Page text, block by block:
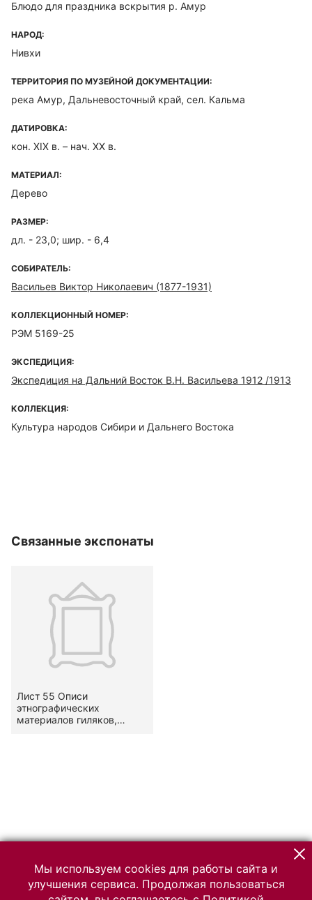
Блюдо для праздника вскрытия р. Амур
НАРОД:
Нивхи
ТЕРРИТОРИЯ ПО МУЗЕЙНОЙ ДОКУМЕНТАЦИИ:
река Амур, Дальневосточный край, сел. Кальма
ДАТИРОВКА:
кон. XIX в. – нач. XX в.
МАТЕРИАЛ:
Дерево
РАЗМЕР:
дл. - 23,0; шир. - 6,4
СОБИРАТЕЛЬ:
Васильев Виктор Николаевич (1877-1931)
КОЛЛЕКЦИОННЫЙ НОМЕР:
РЭМ 5169-25
ЭКСПЕДИЦИЯ:
Экспедиция на Дальний Восток В.Н. Васильева 1912 /1913
КОЛЛЕКЦИЯ:
Культура народов Сибири и Дальнего Востока
Связанные экспонаты
Лист 55 Описи
этнографических
материалов гиляков,
Мы используем cookies для работы сайта и
улучшения сервиса. Продолжая пользоваться